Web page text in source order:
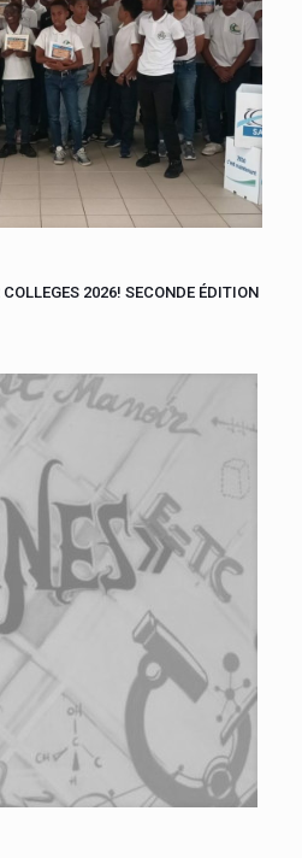
mental pour les niveaux 6ème ou
élèves issus des collèges Aimé
2026! SECONDE ÉDITION